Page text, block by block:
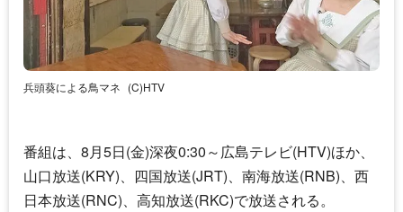
兵頭葵による鳥マネ (C)HTV
番組は、8月5日(金)深夜0:30～広島テレビ(HTV)ほか、
山口放送(KRY)、四国放送(JRT)、南海放送(RNB)、西
日本放送(RNC)、高知放送(RKC)で放送される。